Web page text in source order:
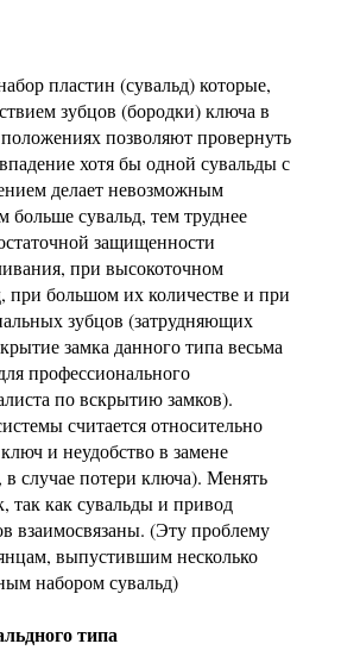
пластин (сувальд) которые,
зубцов (бородки) ключа в
позволяют провернуть
хотя бы одной сувальды с
делает невозможным
больше сувальд, тем труднее
защищенности
при высокоточном
при большом их количестве и при
зубцов (затрудняющих
замка данного типа весьма
профессионального
по вскрытию замков).
считается относительно
и неудобство в замене
случае потери ключа). Менять
так как сувальды и привод
взаимосвязаны. (Эту проблему
выпустившим несколько
набором сувальд)
типа